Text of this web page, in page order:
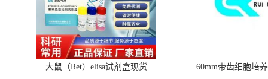
大鼠（Ret）elisa试剂盒现货 60mm带齿细胞培